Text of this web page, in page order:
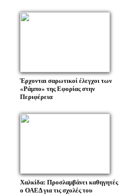
Έρχονται σαρωτικοί έλεγχοι των
«Ράμπο» της Εφορίας στην
Περιφέρεια
Χαλκίδα: Προσλαμβάνει καθηγητές
ο ΟΑΕΔ για τις σχολές του